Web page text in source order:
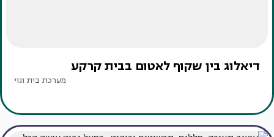
דיאלוג בין שקוף לאטום בבית קרקע
מערכת בית ונוי